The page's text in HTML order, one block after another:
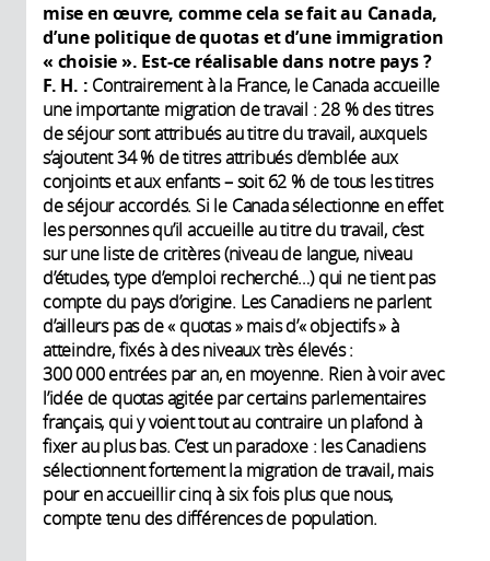
mise en œuvre, comme cela se fait au Canada,
d’une politique de quotas et d’une immigration
« choisie». Est-ce réalisable dans notre pays?
F. H. : Contrairement à la France, le Canada accueille
une importante migration de travail : 28 % des titres
de séjour sont attribués au titre du travail, auxquels
s’ajoutent 34 % de titres attribués d’emblée aux
conjoints et aux enfants – soit 62 % de tous les titres
de séjour accordés. Si le Canada sélectionne en effet
les personnes qu’il accueille au titre du travail, c’est
sur une liste de critères (niveau de langue, niveau
d’études, type d’emploi recherché…) qui ne tient pas
compte du pays d’origine. Les Canadiens ne parlent
d’ailleurs pas de « quotas » mais d’« objectifs » à
atteindre, fixés à des niveaux très élevés :
300 000 entrées par an, en moyenne. Rien à voir avec
l’idée de quotas agitée par certains parlementaires
français, qui y voient tout au contraire un plafond à
fixer au plus bas. C’est un paradoxe : les Canadiens
sélectionnent fortement la migration de travail, mais
pour en accueillir cinq à six fois plus que nous,
compte tenu des différences de population.